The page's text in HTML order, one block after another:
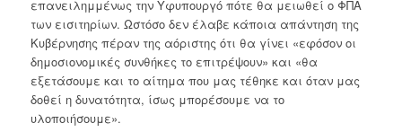
επανειλημμένως την Υφυπουργό πότε θα μειωθεί ο ΦΠΑ
των εισιτηρίων. Ωστόσο δεν έλαβε κάποια απάντηση της
Κυβέρνησης πέραν της αόριστης ότι θα γίνει «εφόσον οι
δημοσιονομικές συνθήκες το επιτρέψουν» και «θα
εξετάσουμε και το αίτημα που μας τέθηκε και όταν μας
δοθεί η δυνατότητα, ίσως μπορέσουμε να το
υλοποιήσουμε».